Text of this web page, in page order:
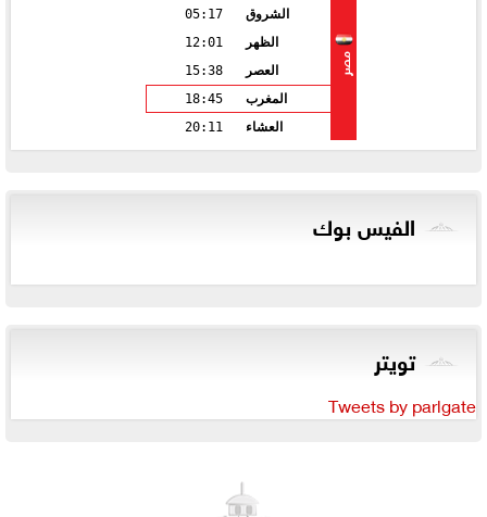
مصر
الشروق
05:17
الظهر
12:01
العصر
15:38
المغرب
18:45
العشاء
20:11
الفيس بوك
تويتر
Tweets by parlgate